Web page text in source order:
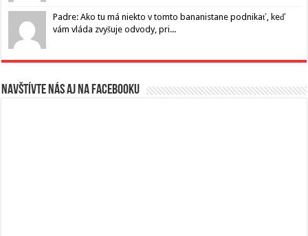
Padre: Ako tu má niekto v tomto bananistane podnikať, keď
vám vláda zvyšuje odvody, pri...
Navštívte nás aj na Facebooku